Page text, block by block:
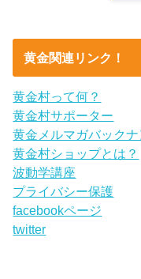
黄金関連リンク！
黄金村って何？
黄金村サポーター
黄金メルマガバックナ
黄金村ショップとは？
波動学講座
プライバシー保護
facebookページ
twitter